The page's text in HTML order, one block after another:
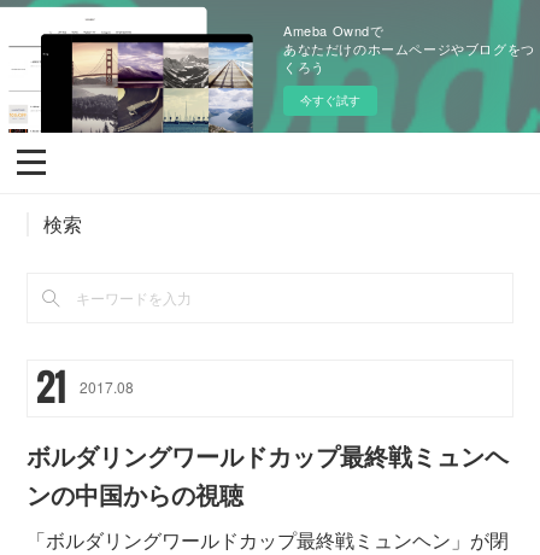
Ameba Owndで
あなただけのホームページやブログをつ
くろう
今すぐ試す
検索
21 2017.08
ボルダリングワールドカップ最終戦ミュンヘ
ンの中国からの視聴
「ボルダリングワールドカップ最終戦ミュンヘン」が閉